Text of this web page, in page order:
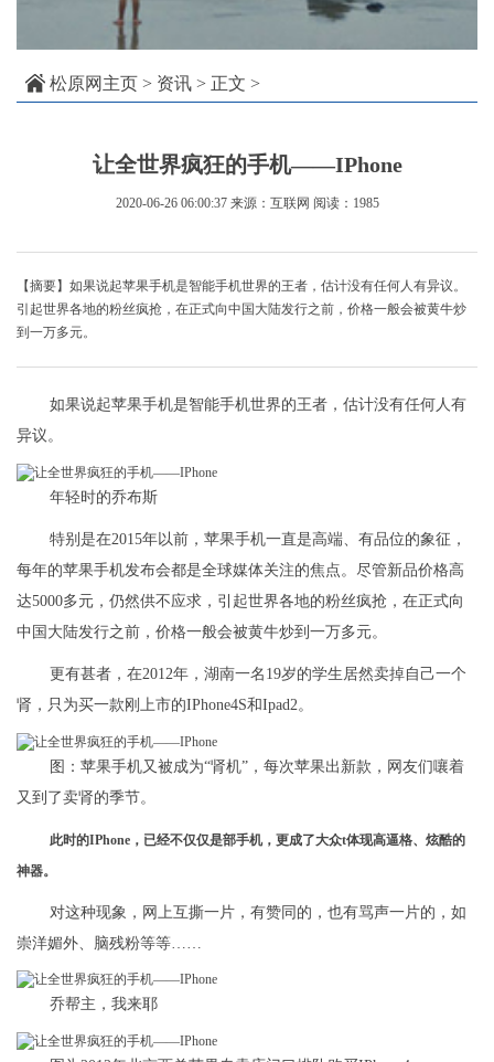
松原网主页 > 资讯 > 正文 >
让全世界疯狂的手机——IPhone
2020-06-26 06:00:37 来源：互联网 阅读：1985
【摘要】如果说起苹果手机是智能手机世界的王者，估计没有任何人有异议。
引起世界各地的粉丝疯抢，在正式向中国大陆发行之前，价格一般会被黄牛炒
到一万多元。
如果说起苹果手机是智能手机世界的王者，估计没有任何人有
异议。
年轻时的乔布斯
特别是在2015年以前，苹果手机一直是高端、有品位的象征，
每年的苹果手机发布会都是全球媒体关注的焦点。尽管新品价格高
达5000多元，仍然供不应求，引起世界各地的粉丝疯抢，在正式向
中国大陆发行之前，价格一般会被黄牛炒到一万多元。
更有甚者，在2012年，湖南一名19岁的学生居然卖掉自己一个
肾，只为买一款刚上市的IPhone4S和Ipad2。
图：苹果手机又被成为“肾机”，每次苹果出新款，网友们嚷着
又到了卖肾的季节。
此时的IPhone，已经不仅仅是部手机，更成了大众t体现高逼格、炫酷的
神器。
对这种现象，网上互撕一片，有赞同的，也有骂声一片的，如
崇洋媚外、脑残粉等等……
乔帮主，我来耶